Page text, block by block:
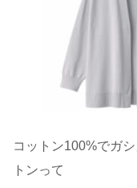
コットン100%でガ
トンって